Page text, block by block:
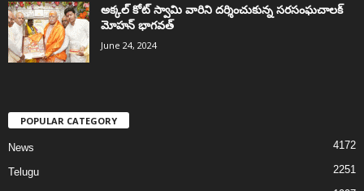
అక్కల్‌ కోట్‌ స్వామి వారిని దర్శించుకున్న సరసంఘచాలక్
మోహన్ భాగవత్
June 24, 2024
POPULAR CATEGORY
News 4172
Telugu 2251